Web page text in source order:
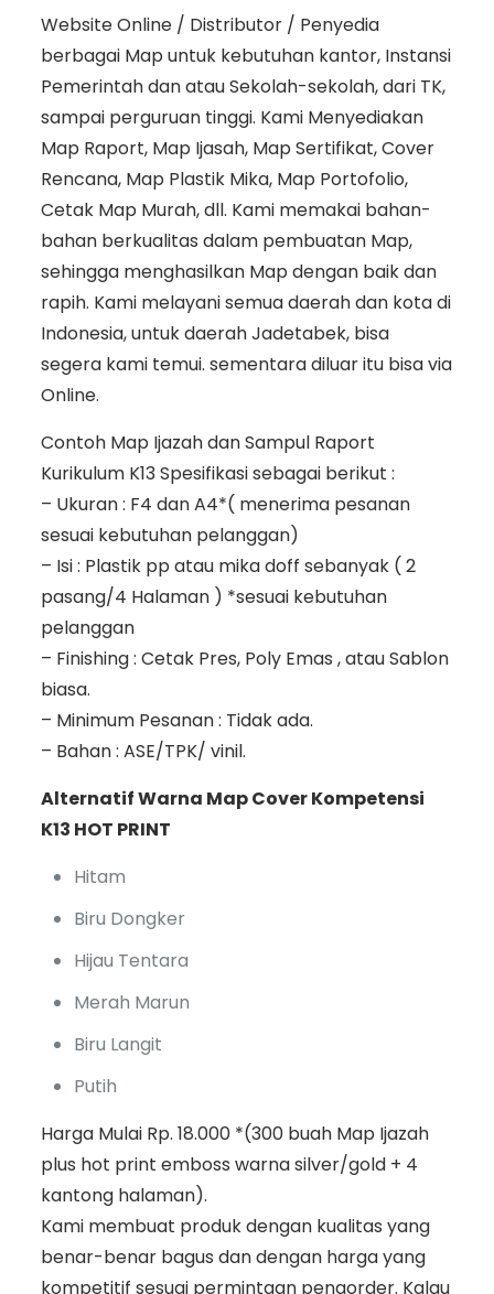
Website Online / Distributor / Penyedia
berbagai Map untuk kebutuhan kantor, Instansi
Pemerintah dan atau Sekolah-sekolah, dari TK,
sampai perguruan tinggi. Kami Menyediakan
Map Raport, Map Ijasah, Map Sertifikat, Cover
Rencana, Map Plastik Mika, Map Portofolio,
Cetak Map Murah, dll. Kami memakai bahan-
bahan berkualitas dalam pembuatan Map,
sehingga menghasilkan Map dengan baik dan
rapih. Kami melayani semua daerah dan kota di
Indonesia, untuk daerah Jadetabek, bisa
segera kami temui. sementara diluar itu bisa via
Online.
Contoh Map Ijazah dan Sampul Raport
Kurikulum K13 Spesifikasi sebagai berikut :
– Ukuran : F4 dan A4*( menerima pesanan
sesuai kebutuhan pelanggan)
– Isi : Plastik pp atau mika doff sebanyak ( 2
pasang/4 Halaman ) *sesuai kebutuhan
pelanggan
– Finishing : Cetak Pres, Poly Emas , atau Sablon
biasa.
– Minimum Pesanan : Tidak ada.
– Bahan : ASE/TPK/ vinil.
Alternatif Warna Map Cover Kompetensi
K13 HOT PRINT
Hitam
Biru Dongker
Hijau Tentara
Merah Marun
Biru Langit
Putih
Harga Mulai Rp. 18.000 *(300 buah Map Ijazah
plus hot print emboss warna silver/gold + 4
kantong halaman).
Kami membuat produk dengan kualitas yang
benar-benar bagus dan dengan harga yang
kompetitif sesuai permintaan pengorder. Kalau